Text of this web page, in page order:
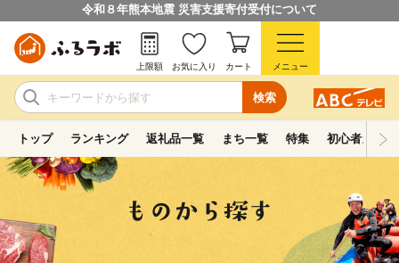
令和８年熊本地震 災害支援寄付受付について
検索
上限額 お気に入り カート メニュー
トップ ランキング 返礼品一覧 まち一覧 特集 初心者ガイド